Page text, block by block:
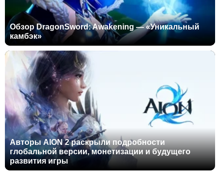
Обзор DragonSword: Awakening — «Уникальный
камбэк»
Авторы AION 2 раскрыли подробности
глобальной версии, монетизации и будущего
развития игры